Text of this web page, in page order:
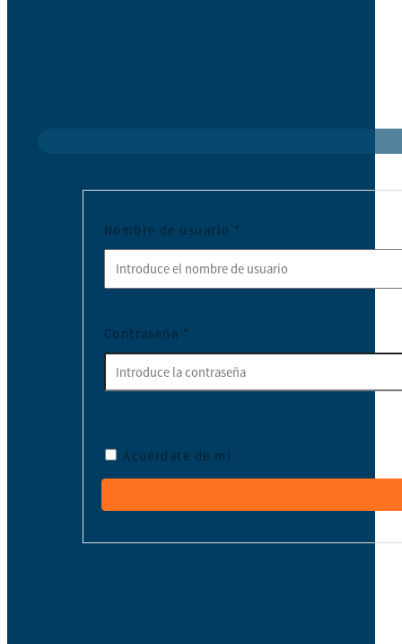
Nombre de usuario *
Contraseña *
Acuérdate de mí